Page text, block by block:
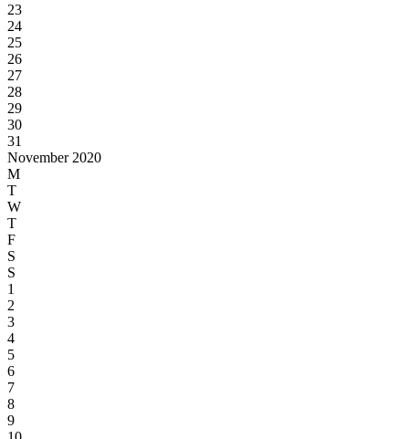
23
24
25
26
27
28
29
30
31
November 2020
M
T
W
T
F
S
S
1
2
3
4
5
6
7
8
9